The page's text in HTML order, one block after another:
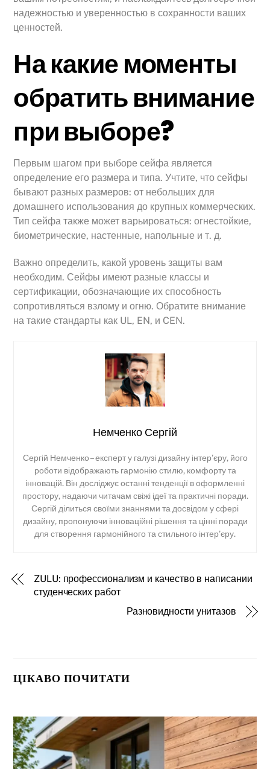
надежностью и уверенностью в сохранности ваших
ценностей.
На какие моменты
обратить внимание
при выборе?
Первым шагом при выборе сейфа является
определение его размера и типа. Учтите, что сейфы
бывают разных размеров: от небольших для
домашнего использования до крупных коммерческих.
Тип сейфа также может варьироваться: огнестойкие,
биометрические, настенные, напольные и т. д.
Важно определить, какой уровень защиты вам
необходим. Сейфы имеют разные классы и
сертификации, обозначающие их способность
сопротивляться взлому и огню. Обратите внимание
на такие стандарты как UL, EN, и CEN.
Немченко Сергій
Сергій Немченко – експерт у галузі дизайну інтер’єру, його
роботи відображають гармонію стилю, комфорту та
інновацій. Він досліджує останні тенденції в оформленні
простору, надаючи читачам свіжі ідеї та практичні поради.
Сергій ділиться своїми знаннями та досвідом у сфері
дизайну, пропонуючи інноваційні рішення та цінні поради
для створення гармонійного та стильного інтер’єру.
ZULU: профессионализм и качество в написании
студенческих работ
Разновидности унитазов
ЦІКАВО ПОЧИТАТИ